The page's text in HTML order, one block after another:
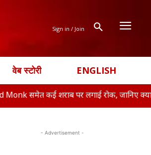
Sign in / Join
वेब स्टोरी ENGLISH
शराब पर लगाई रोक, जानिए क्या ह� अब
- Advertisement -